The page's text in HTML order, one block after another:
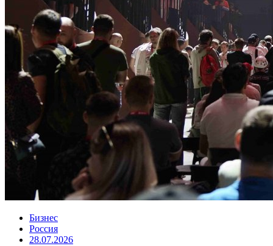
Бизнес
Россия
28.07.2026